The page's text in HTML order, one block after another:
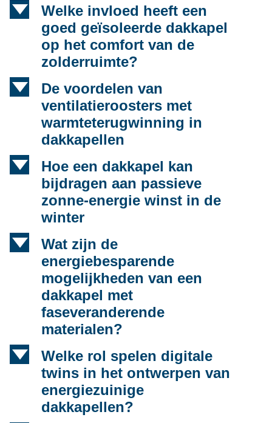
d
Welke invloed heeft een
goed geïsoleerde dakkapel
op het comfort van de
zolderruimte?
d
De voordelen van
ventilatieroosters met
warmteterugwinning in
dakkapellen
d
Hoe een dakkapel kan
bijdragen aan passieve
zonne-energie winst in de
winter
d
Wat zijn de
energiebesparende
mogelijkheden van een
dakkapel met
faseveranderende
materialen?
d
Welke rol spelen digitale
twins in het ontwerpen van
energiezuinige
dakkapellen?